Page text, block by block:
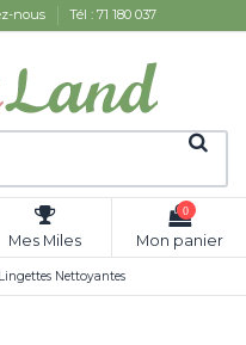
nous Tél : 71 180 037
Mes Miles
0
Mon panier
Lingettes Nettoyantes